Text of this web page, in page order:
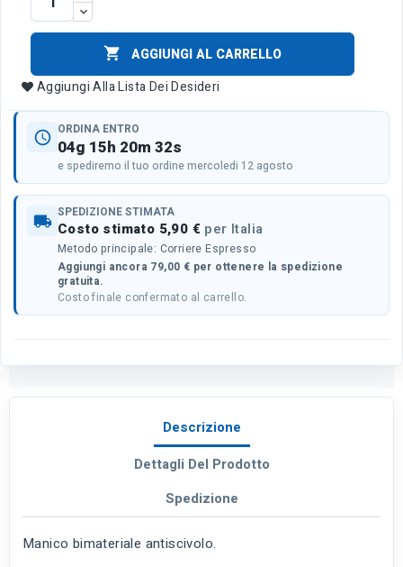

AGGIUNGI AL CARRELLO
Aggiungi Alla Lista Dei Desideri
schedule ORDINA ENTRO
04g 15h 20m 32s
e spediremo il tuo ordine mercoledi 12 agosto
local_shipping SPEDIZIONE STIMATA
Costo stimato 5,90 € per Italia
Metodo principale: Corriere Espresso
Aggiungi ancora 79,00 € per ottenere la spedizione
gratuita.
Costo finale confermato al carrello.
Descrizione
Dettagli Del Prodotto
Spedizione
Manico bimateriale antiscivolo.